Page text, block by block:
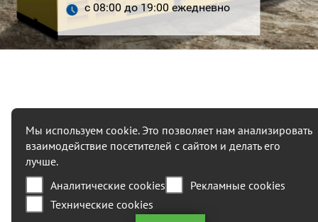
с 08:00 до 19:00 ежедневно
Мы используем cookie. Это позволяет нам анализировать
взаимодействие посетителей с сайтом и делать его
лучше.
Аналитические cookies
Рекламные cookies
Технические cookies